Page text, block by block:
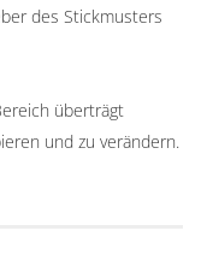
des Stickmusters
überträgt
und zu verändern.